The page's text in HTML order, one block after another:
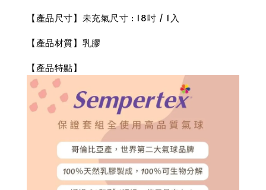
【產品尺寸】未充氣尺寸 : 18吋 / 1入
【產品材質】乳膠
【產品特點】